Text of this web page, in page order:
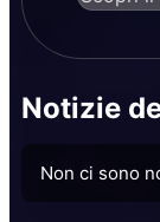
Notizie
Non ci sono